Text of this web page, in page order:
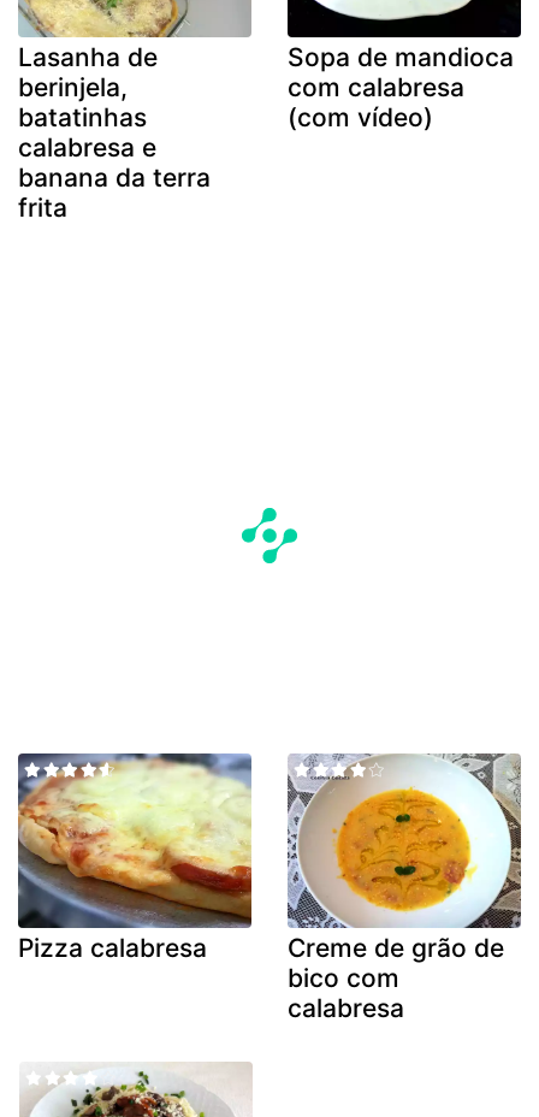
Lasanha de
berinjela,
batatinhas
calabresa e
banana da terra
frita
Sopa de mandioca
com calabresa
(com vídeo)
Pizza calabresa
Creme de grão de
bico com
calabresa